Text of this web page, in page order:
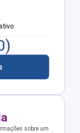
)
sobre um